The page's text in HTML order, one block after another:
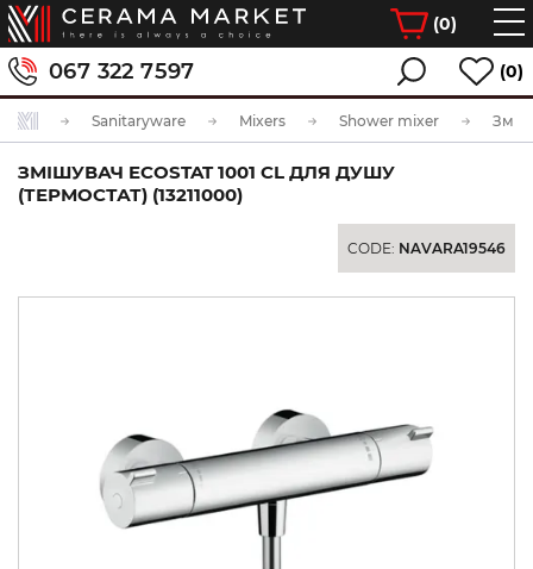
(0)
067 322 7597 (0)
Sanitaryware Mixers Shower mixer
ЗМІШУВАЧ ECOSTAT 1001 CL ДЛЯ ДУШУ
(ТЕРМОСТАТ) (13211000)
CODE: NAVARA19546